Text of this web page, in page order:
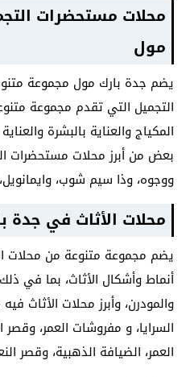
محلات مستحضرات
مول
يضم جدة بارك مول مجموعة
التجميل التي تقدم مجموعة
المكياج والعناية بالبشرة
بعض من أبرز محلات مستحضرات
ووجوه، وذا سيم شوب،
محلات الأثاث في جدة
يضم مجموعة متنوعة من محلات
أنماط وأشكال الأثاث، بما في
والمودرن، وأبرز محلات الأثاث
السرايا، و مفروشات العمر،
العمر، الضيافة الذهبية، وقصر